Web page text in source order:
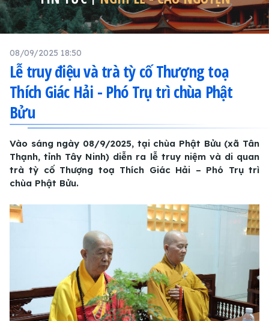
08/09/2025 18:50
Lễ truy điệu và trà tỳ cố Thượng toạ
Thích Giác Hải - Phó Trụ trì chùa Phật
Bửu
Vào sáng ngày 08/9/2025, tại chùa Phật Bửu (xã Tân
Thạnh, tỉnh Tây Ninh) diễn ra lễ truy niệm và di quan
trà tỳ cố Thượng toạ Thích Giác Hải – Phó Trụ trì
chùa Phật Bửu.